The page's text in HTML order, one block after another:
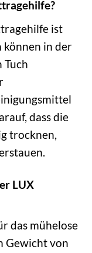
ist
können in der
Tuch
dass die
trocknen,
LUX
das mühelose
Gewicht von